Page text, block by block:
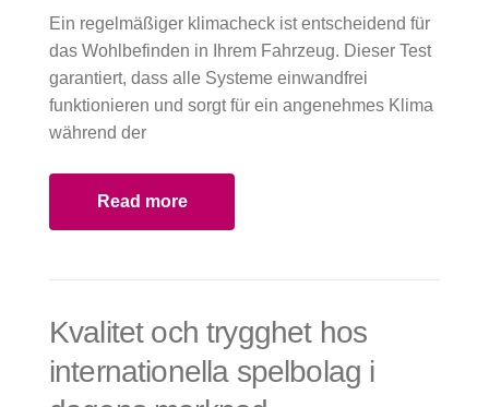
Lüftungssystemen
für alle Bedürfnisse
Ein regelmäßiger klimacheck ist entscheidend für
das Wohlbefinden in Ihrem Fahrzeug. Dieser Test
garantiert, dass alle Systeme einwandfrei
funktionieren und sorgt für ein angenehmes Klima
während der
Read more
Kvalitet och trygghet hos
internationella spelbolag i